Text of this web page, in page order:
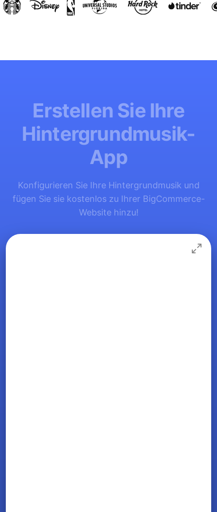
Erstellen Sie Ihre
Hintergrundmusik-
App
Konfigurieren Sie Ihre Hintergrundmusik und
fügen Sie sie kostenlos zu Ihrer BigCommerce-
Website hinzu!